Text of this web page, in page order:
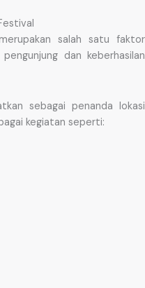
salah satu faktor
dan keberhasilan
sebagai penanda lokasi
kegiatan seperti: